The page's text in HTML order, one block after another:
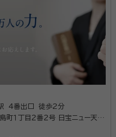
4番出口 徒歩2分
２番２号 日宝ニュー天満